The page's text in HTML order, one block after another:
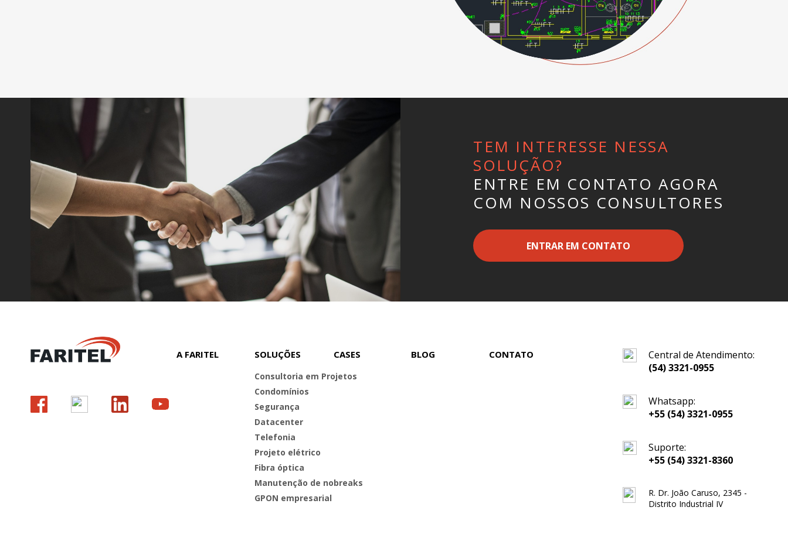
TEM INTERESSE NESSA
SOLUÇÃO?
ENTRE EM CONTATO AGORA
COM NOSSOS CONSULTORES
ENTRAR EM CONTATO
A FARITEL SOLUÇÕES
Consultoria em Projetos
Condomínios
Segurança
Datacenter
Telefonia
Projeto elétrico
Fibra óptica
Manutenção de nobreaks
GPON empresarial
CASES BLOG CONTATO
Central de Atendimento:
(54) 3321-0955
Whatsapp:
+55 (54) 3321-0955
Suporte:
+55 (54) 3321-8360
R. Dr. João Caruso, 2345 -
Distrito Industrial IV